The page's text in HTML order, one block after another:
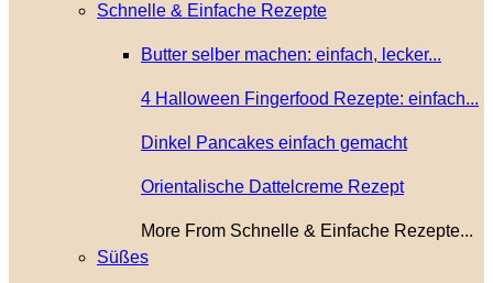
Schnelle & Einfache Rezepte
Butter selber machen: einfach, lecker...
4 Halloween Fingerfood Rezepte: einfach...
Dinkel Pancakes einfach gemacht
Orientalische Dattelcreme Rezept
More From Schnelle & Einfache Rezepte...
Süßes